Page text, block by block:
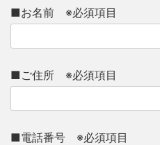
■お名前 ※必須項目
■ご住所 ※必須項目
■電話番号 ※必須項目